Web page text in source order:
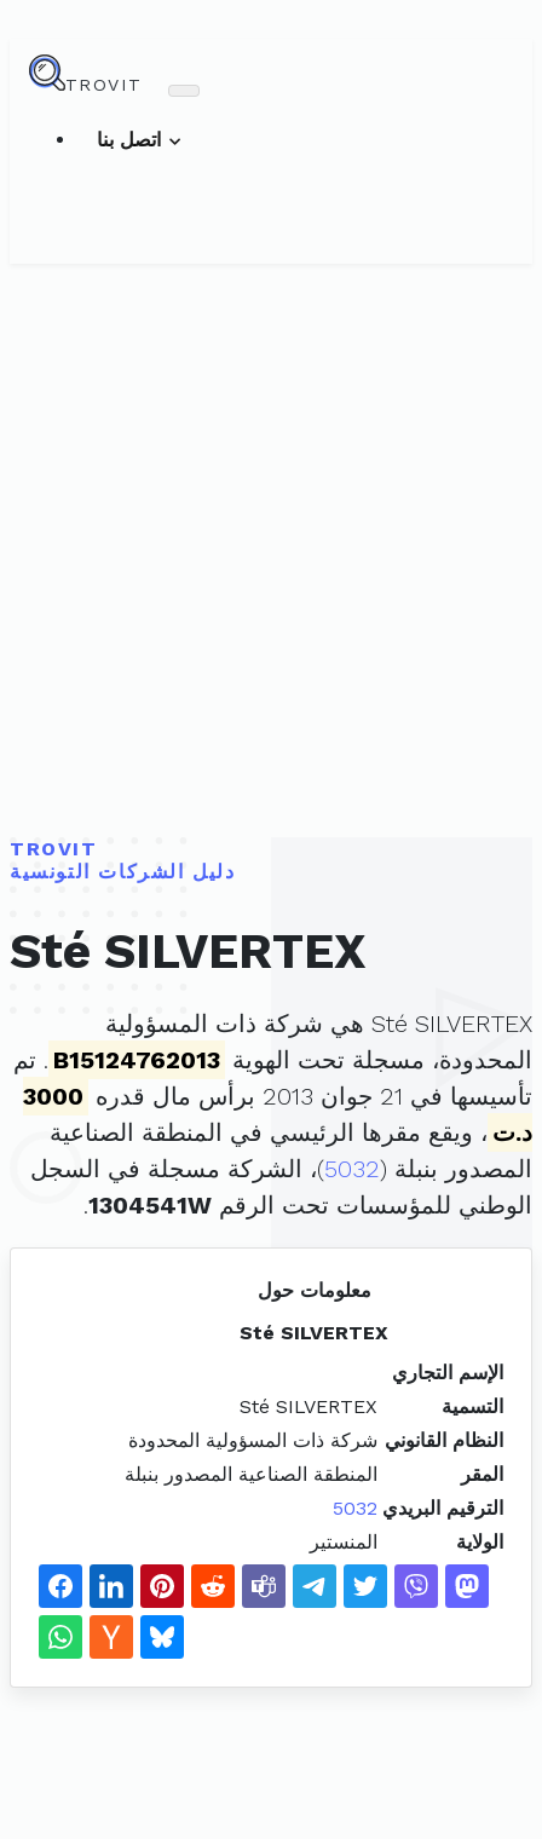
TROVIT
TROVIT
دليل الشركات التونسية
Sté SILVERTEX
Sté SILVERTEX هي شركة ذات المسؤولية
المحدودة، مسجلة تحت الهوية B15124762013 . تم
تأسيسها في 21 جوان 2013 برأس مال قدره
3000
د.ت ، ويقع مقرها الرئيسي في المنطقة الصناعية
المصدور بنبلة (5032)، الشركة مسجلة في السجل
الوطني للمؤسسات تحت الرقم 1304541W
.
معلومات حول
Sté SILVERTEX
الإسم التجاري
التسمية
Sté SILVERTEX
النظام القانوني شركة ذات المسؤولية المحدودة
المقر
المنطقة الصناعية المصدور بنبلة
الترقيم البريدي 5032
الولاية
المنستير